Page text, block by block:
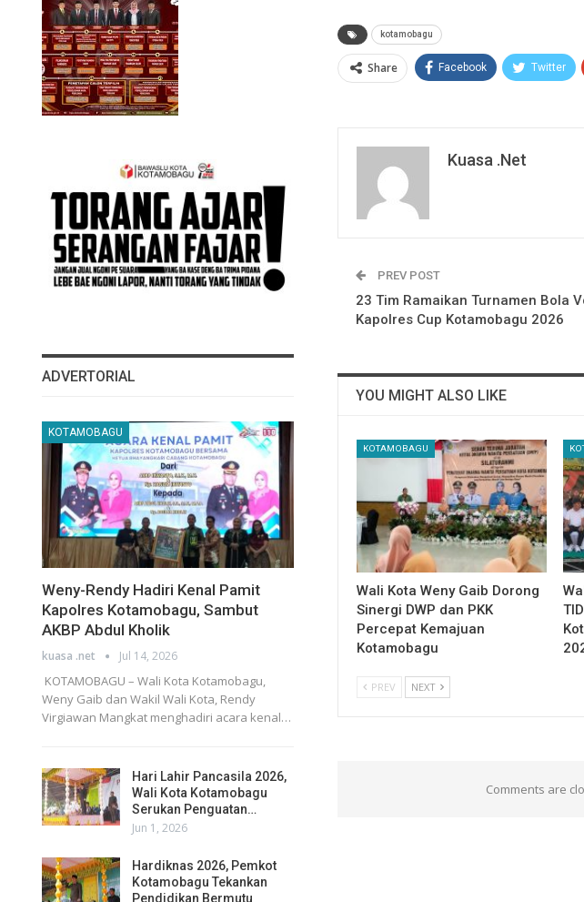
kotamobagu
Share Facebook Twitter
Kuasa .net
PREV POST
23 Tim Ramaikan Turnamen Bola
Kapolres Cup Kotamobagu 2026
YOU MIGHT ALSO LIKE
KOTAMOBAGU
Wali Kota Weny Gaib Dorong
Sinergi DWP dan PKK
Percepat Kemajuan
Kotamobagu
PREV NEXT
Comments are
ADVERTORIAL
KOTAMOBAGU
Weny-Rendy Hadiri Kenal Pamit
Kapolres Kotamobagu, Sambut
AKBP Abdul Kholik
kuasa .net Jul 14, 2026
KOTAMOBAGU – Wali Kota Kotamobagu,
Weny Gaib dan Wakil Wali Kota, Rendy
Virgiawan Mangkat menghadiri acara kenal…
Hari Lahir Pancasila 2026,
Wali Kota Kotamobagu
Serukan Penguatan…
Jun 1, 2026
Hardiknas 2026, Pemkot
Kotamobagu Tekankan
Pendidikan Bermutu